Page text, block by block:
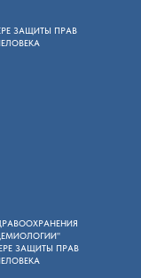
ЗАЩИТЫ ПРАВ
ЗАЩИТЫ ПРАВ